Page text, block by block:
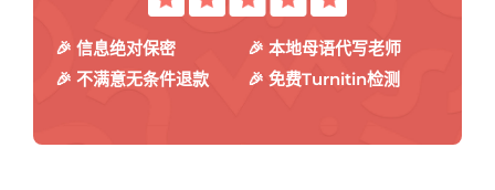
🎉 信息绝对保密
🎉 本地母语代写老师
🎉 不满意无条件退款
🎉 免费Turnitin检测